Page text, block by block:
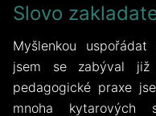
Slovo
Myšlenkou
jsem se zabýval
pedagogické praxe
mnoha kytarových